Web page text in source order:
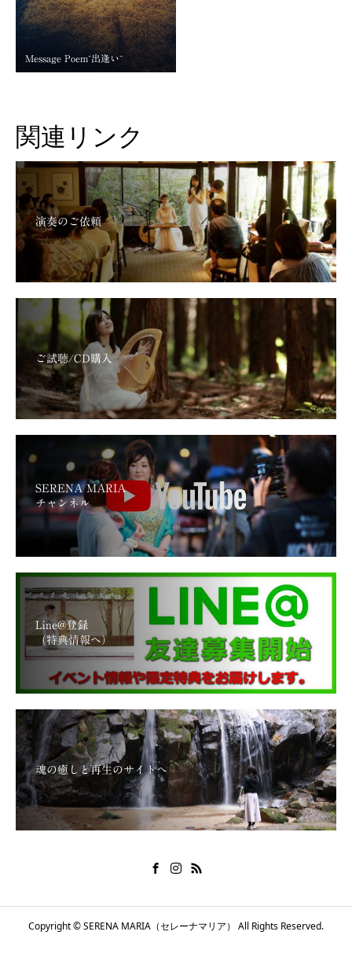
Message Poem~出逢い~
関連リンク
演奏のご依頼
ご試聴/CD購入
SERENA MARIA
チャンネル
Line@登録
（特典情報へ）
魂の癒しと再生のサイトへ
Copyright © SERENA MARIA（セレーナマリア） All Rights Reserved.
メールで問い合わせる